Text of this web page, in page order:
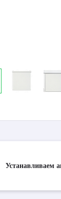
Устанавливаем